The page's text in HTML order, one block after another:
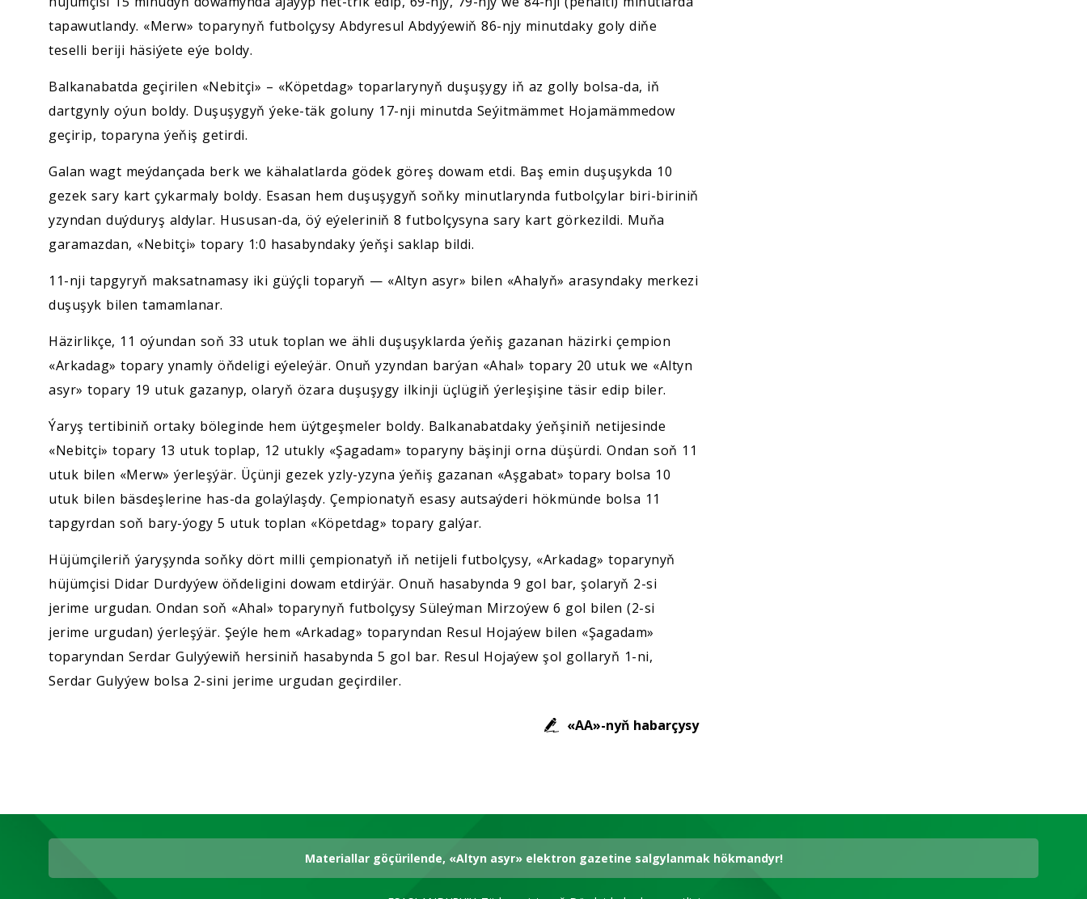
tapawutlandy. «Merw» toparynyň futbolçysy Abdyresul Abdyýewiň 86-njy minutdaky goly diňe
teselli beriji häsiýete eýe boldy.
Balkanabatda geçirilen «Nebitçi» – «Köpetdag» toparlarynyň duşuşygy iň az golly bolsa-da, iň
dartgynly oýun boldy. Duşuşygyň ýeke-täk goluny 17-nji minutda Seýitmämmet Hojamämmedow
geçirip, toparyna ýeňiş getirdi.
Galan wagt meýdançada berk we kähalatlarda gödek göreş dowam etdi. Baş emin duşuşykda 10
gezek sary kart çykarmaly boldy. Esasan hem duşuşygyň soňky minutlarynda futbolçylar biri-biriniň
yzyndan duýduryş aldylar. Hususan-da, öý eýeleriniň 8 futbolçysyna sary kart görkezildi. Muňa
garamazdan, «Nebitçi» topary 1:0 hasabyndaky ýeňşi saklap bildi.
11-nji tapgyryň maksatnamasy iki güýçli toparyň — «Altyn asyr» bilen «Ahalyň» arasyndaky merkezi
duşuşyk bilen tamamlanar.
Häzirlikçe, 11 oýundan soň 33 utuk toplan we ähli duşuşyklarda ýeňiş gazanan häzirki çempion
«Arkadag» topary ynamly öňdeligi eýeleýär. Onuň yzyndan barýan «Ahal» topary 20 utuk we «Altyn
asyr» topary 19 utuk gazanyp, olaryň özara duşuşygy ilkinji üçlügiň ýerleşişine täsir edip biler.
Ýaryş tertibiniň ortaky böleginde hem üýtgeşmeler boldy. Balkanabatdaky ýeňşiniň netijesinde
«Nebitçi» topary 13 utuk toplap, 12 utukly «Şagadam» toparyny bäşinji orna düşürdi. Ondan soň 11
utuk bilen «Merw» ýerleşýär. Üçünji gezek yzly-yzyna ýeňiş gazanan «Aşgabat» topary bolsa 10
utuk bilen bäsdeşlerine has-da golaýlaşdy. Çempionatyň esasy autsaýderi hökmünde bolsa 11
tapgyrdan soň bary-ýogy 5 utuk toplan «Köpetdag» topary galýar.
Hüjümçileriň ýaryşynda soňky dört milli çempionatyň iň netijeli futbolçysy, «Arkadag» toparynyň
hüjümçisi Didar Durdyýew öňdeligini dowam etdirýär. Onuň hasabynda 9 gol bar, şolaryň 2-si
jerime urgudan. Ondan soň «Ahal» toparynyň futbolçysy Süleýman Mirzoýew 6 gol bilen (2-si
jerime urgudan) ýerleşýär. Şeýle hem «Arkadag» toparyndan Resul Hojaýew bilen «Şagadam»
toparyndan Serdar Gulyýewiň hersiniň hasabynda 5 gol bar. Resul Hojaýew şol gollaryň 1-ni,
Serdar Gulyýew bolsa 2-sini jerime urgudan geçirdiler.
«AA»-nyň habarçysy
Materiallar göçürilende, «Altyn asyr» elektron gazetine salgylanmak hökmandyr!